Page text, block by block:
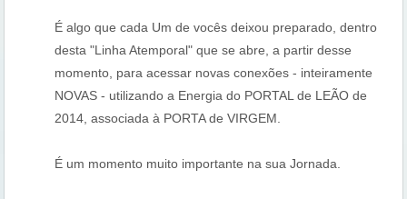
É algo que cada Um de vocês deixou preparado, dentro
desta "Linha Atemporal" que se abre, a partir desse
momento, para acessar novas conexões - inteiramente
NOVAS - utilizando a Energia do PORTAL de LEÃO de
2014, associada à PORTA de VIRGEM.
É um momento muito importante na sua Jornada.